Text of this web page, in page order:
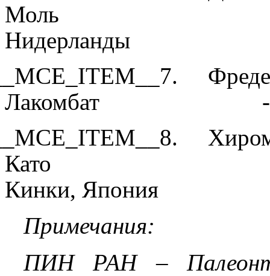
Моль -
Нидерланды
Лакомбат -
Като -
Кинки, Япония
Примечания:
ПИН РАН –